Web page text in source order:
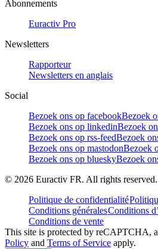
Abonnements
Euractiv Pro
Newsletters
Rapporteur
Newsletters en anglais
Social
Bezoek ons op facebookBezoek
Bezoek ons op linkedinBezoek
Bezoek ons op rss-feedBezoek
Bezoek ons op mastodonBezoek
Bezoek ons op blueskyBezoek
© 2026 Euractiv FR. All rights reserved.
Politique de confidentialité
Conditions généralesConditions
Conditions de vente
This site is protected by reCAPTCHA,
Policy and Terms of Service apply.